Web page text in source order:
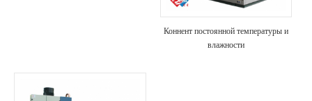
Коннент постоянной температуры и
влажности